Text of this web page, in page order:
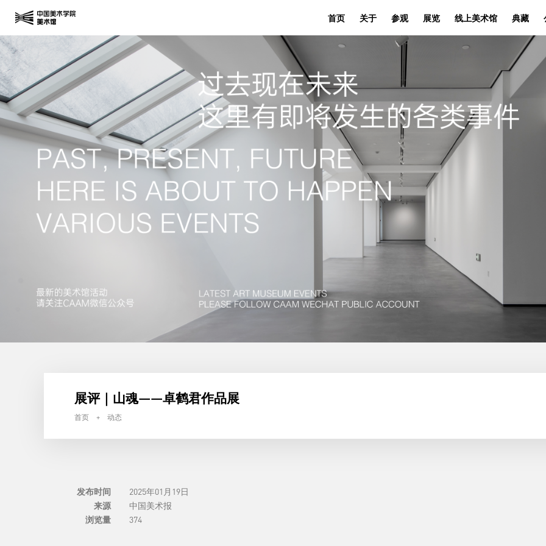
首页 关于 参观 展览 线上美术馆 典藏
展评｜山魂——卓鹤君作品展
首页 + 动态
发布时间
2025年01月19日
来源
中国美术报
浏览量
374